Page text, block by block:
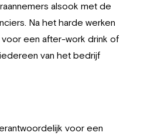
alsook met de
Na het harde werken
een after-work drink of
van het bedrijf
voor een